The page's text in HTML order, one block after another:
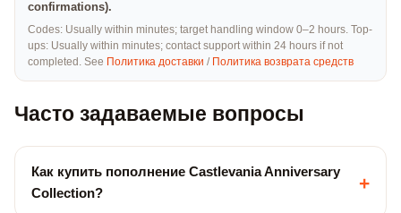
confirmations).
Codes: Usually within minutes; target handling window 0–2 hours. Top-
ups: Usually within minutes; contact support within 24 hours if not
completed. See Политика доставки / Политика возврата средств
Часто задаваемые вопросы
Как купить пополнение Castlevania Anniversary
Collection?
+